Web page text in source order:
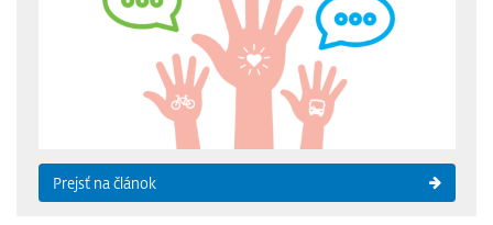
Prejsť na článok